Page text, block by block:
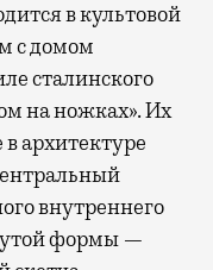
в культовой
с домом
сталинского
на ножках». Их
архитектуре
внутреннего
формы —